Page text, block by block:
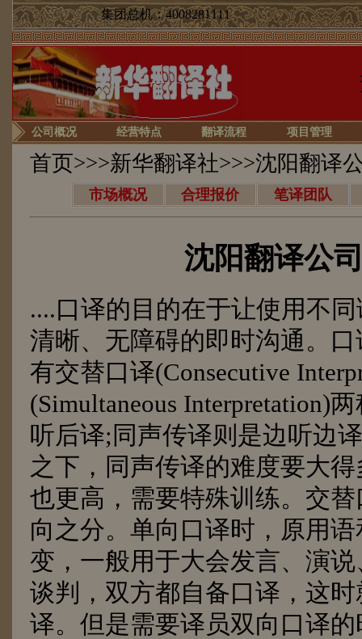
集团总机：4008281111
公司概况 经营特点 翻译流程 项目管理
首页>>>新华翻译社>>>沈阳翻译
市场概况 合理报价 笔译团队
沈阳翻译公
....口译的目的在于让使用不
清晰、无障碍的即时沟通。
有交替口译(Consecutive
(Simultaneous Interpretation)
听后译;同声传译则是边听边
之下，同声传译的难度要大
也更高，需要特殊训练。交
向之分。单向口译时，原用
变，一般用于大会发言、演
谈判，双方都自备口译，这
译。但是需要译员双向口译